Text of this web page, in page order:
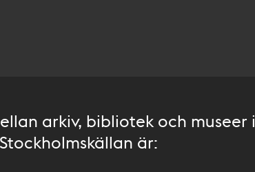
arkiv, bibliotek och museer i
är: